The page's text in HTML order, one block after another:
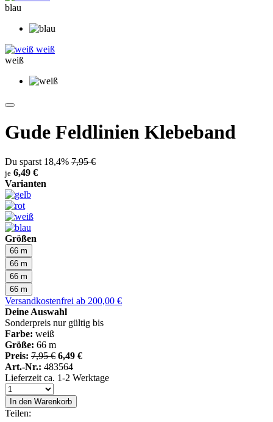
blau
weiß
weiß
Gude Feldlinien Klebeband
Du sparst 18,4% 7,95 €
je 6,49 €
Varianten
Größen
66 m
66 m
66 m
66 m
Versandkostenfrei ab 200,00 €
Deine Auswahl
Sonderpreis nur gültig bis
Farbe: weiß
Größe: 66 m
Preis: 7,95 € 6,49 €
Art.-Nr.: 483564
Lieferzeit ca. 1-2 Werktage
In den Warenkorb
Teilen: